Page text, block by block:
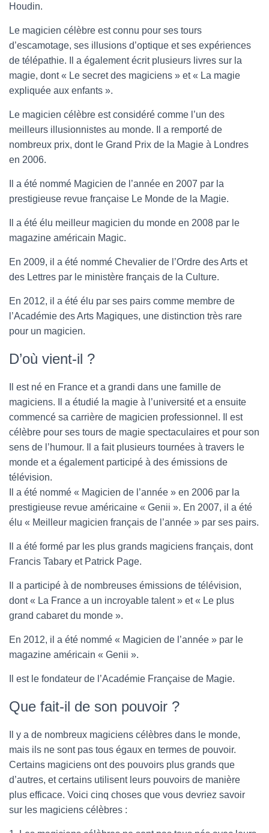
Houdin.
Le magicien célèbre est connu pour ses tours
d’escamotage, ses illusions d’optique et ses expériences
de télépathie. Il a également écrit plusieurs livres sur la
magie, dont « Le secret des magiciens » et « La magie
expliquée aux enfants ».
Le magicien célèbre est considéré comme l’un des
meilleurs illusionnistes au monde. Il a remporté de
nombreux prix, dont le Grand Prix de la Magie à Londres
en 2006.
Il a été nommé Magicien de l’année en 2007 par la
prestigieuse revue française Le Monde de la Magie.
Il a été élu meilleur magicien du monde en 2008 par le
magazine américain Magic.
En 2009, il a été nommé Chevalier de l’Ordre des Arts et
des Lettres par le ministère français de la Culture.
En 2012, il a été élu par ses pairs comme membre de
l’Académie des Arts Magiques, une distinction très rare
pour un magicien.
D’où vient-il ?
Il est né en France et a grandi dans une famille de
magiciens. Il a étudié la magie à l’université et a ensuite
commencé sa carrière de magicien professionnel. Il est
célèbre pour ses tours de magie spectaculaires et pour son
sens de l’humour. Il a fait plusieurs tournées à travers le
monde et a également participé à des émissions de
télévision.
Il a été nommé « Magicien de l’année » en 2006 par la
prestigieuse revue américaine « Genii ». En 2007, il a été
élu « Meilleur magicien français de l’année » par ses pairs.
Il a été formé par les plus grands magiciens français, dont
Francis Tabary et Patrick Page.
Il a participé à de nombreuses émissions de télévision,
dont « La France a un incroyable talent » et « Le plus
grand cabaret du monde ».
En 2012, il a été nommé « Magicien de l’année » par le
magazine américain « Genii ».
Il est le fondateur de l’Académie Française de Magie.
Que fait-il de son pouvoir ?
Il y a de nombreux magiciens célèbres dans le monde,
mais ils ne sont pas tous égaux en termes de pouvoir.
Certains magiciens ont des pouvoirs plus grands que
d’autres, et certains utilisent leurs pouvoirs de manière
plus efficace. Voici cinq choses que vous devriez savoir
sur les magiciens célèbres :